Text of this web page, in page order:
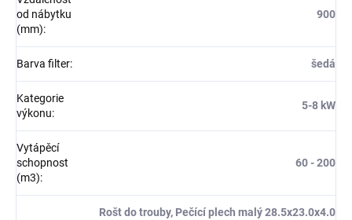
od nábytku
(mm):
900
Barva filter: šedá
Kategorie
výkonu:
5-8 kW
Vytápěcí
schopnost
(m3):
60 - 200
Rošt do trouby, Pečící plech malý 28.5x23.0x4.0